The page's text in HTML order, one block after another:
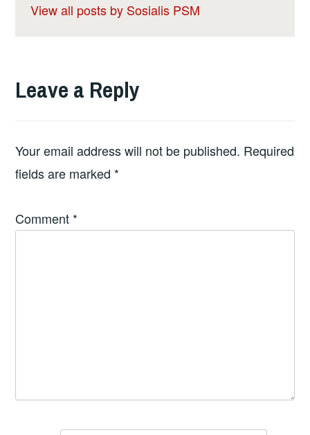
View all posts by Sosialis PSM
Leave a Reply
Your email address will not be published. Required
fields are marked *
Comment *